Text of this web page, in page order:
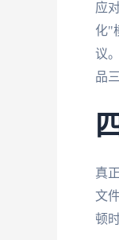
应
化"
议
品
真
文
顿